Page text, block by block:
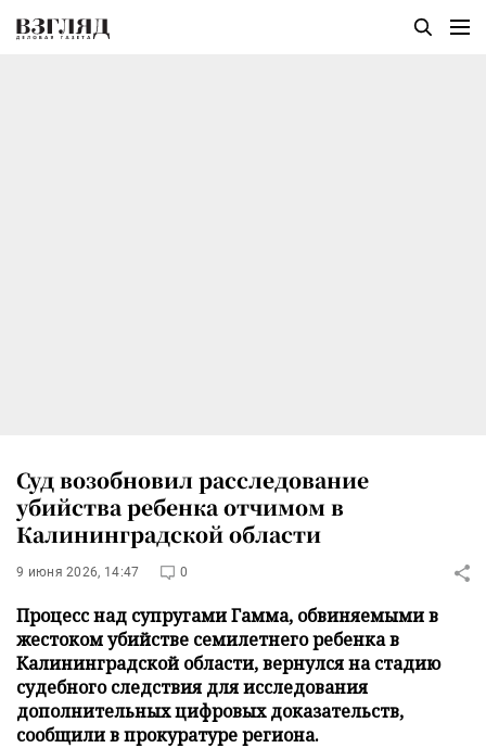
Суд возобновил расследование
убийства ребенка отчимом в
Калининградской области
9 июня 2026, 14:47 0
Процесс над супругами Гамма, обвиняемыми в
жестоком убийстве семилетнего ребенка в
Калининградской области, вернулся на стадию
судебного следствия для исследования
дополнительных цифровых доказательств,
сообщили в прокуратуре региона.